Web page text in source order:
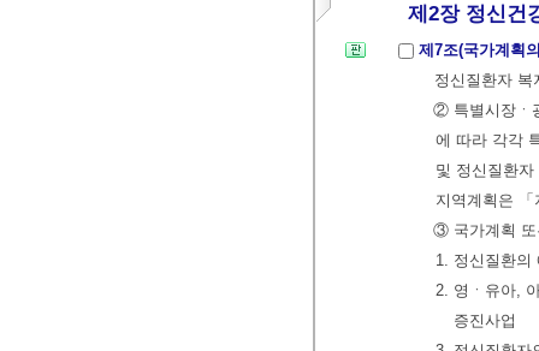
제2장 정신건강
제7조(국가계획
정신질환자 복
② 특별시장ㆍ
에 따라 각각
및 정신질환
지역계획은
③ 국가계획 또
1. 정신질환의
2. 영ㆍ유아,
증진사업